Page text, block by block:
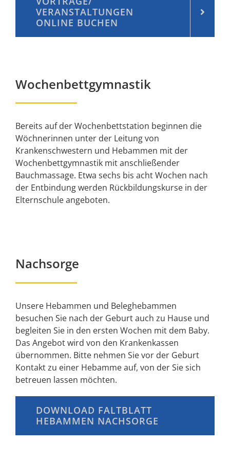
VERANSTALTUNGEN
ONLINE BUCHEN
Wochenbettgymnastik
Bereits auf der Wochenbettstation beginnen die
Wöchnerinnen unter der Leitung von
Krankenschwestern und Hebammen mit der
Wochenbettgymnastik mit anschließender
Bauchmassage. Etwa sechs bis acht Wochen nach
der Entbindung werden Rückbildungskurse in der
Elternschule angeboten.
Nachsorge
Unsere Hebammen und Beleghebammen
besuchen Sie nach der Geburt auch zu Hause und
begleiten Sie in den ersten Wochen mit dem Baby.
Das Angebot wird von den Krankenkassen
übernommen. Bitte nehmen Sie vor der Geburt
Kontakt zu einer Hebamme auf, von der Sie sich
betreuen lassen möchten.
DOWNLOAD FALTBLATT
HEBAMMEN NACHSORGE